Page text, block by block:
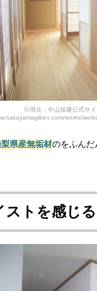
引用元：中山技建公式サイ
works/
梨県産無垢材のをふんだ
ストを感じ